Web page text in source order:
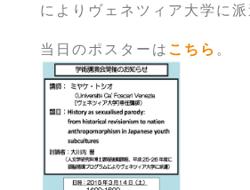
によりヴェネツィア大学に
当日のポスターは こちら 。